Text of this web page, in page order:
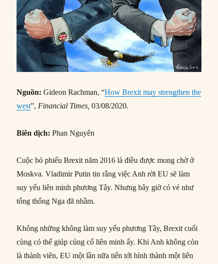
Nguồn:Gideon Rachman, “How Brexit may strengthen the
west”, Financial Times,03/08/2020.
Biên dịch:Phan Nguyên
Cuộc bỏ phiếu Brexit năm 2016 là điều được mong chờ ở
Moskva. Vladimir Putin tin rằng việc Anh rời EU sẽ làm
suy yếu liên minh phương Tây. Nhưng bây giờ có vẻ như
tổng thống Nga đã nhầm.
Không những không làm suy yếu phương Tây, Brexit cuối
cùng có thể giúp củng cố liên minh ấy. Khi Anh không còn
là thành viên, EU một lần nữa tiến tới hình thành một liên